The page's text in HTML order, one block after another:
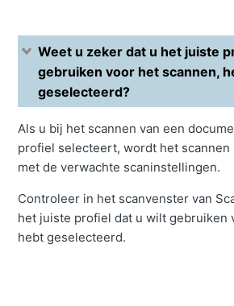
Weet u zeker dat u het juiste
gebruiken voor het scannen,
geselecteerd?
Als u bij het scannen van een
profiel selecteert, wordt het
met de verwachte scaninstellingen.
Controleer in het scanvenster van
het juiste profiel dat u wilt gebruiken
hebt geselecteerd.